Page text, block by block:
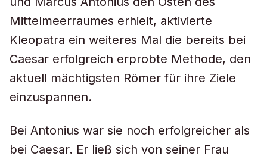
Mittelmeerraumes erhielt, aktivierte
Kleopatra ein weiteres Mal die bereits bei
Caesar erfolgreich erprobte Methode, den
aktuell mächtigsten Römer für ihre Ziele
einzuspannen.
Bei Antonius war sie noch erfolgreicher als
bei Caesar. Er ließ sich von seiner Frau